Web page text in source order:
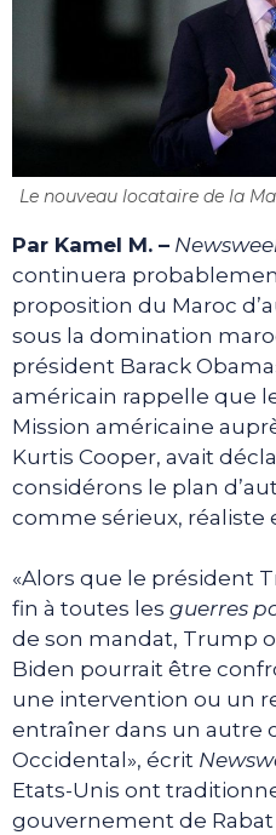
Le nouveau locataire de la
Par Kamel M. –
continuera
proposition du Maroc
sous la domination
président Barack
américain rappelle que
Mission américaine
Kurtis Cooper, avait
considérons le plan
comme sérieux, réaliste
«Alors que le président
fin à toutes les guerres
de son mandat, Trump
Biden pourrait être
une intervention ou un
entraîner dans un autre
Occidental», écrit
Etats-Unis ont
gouvernement de